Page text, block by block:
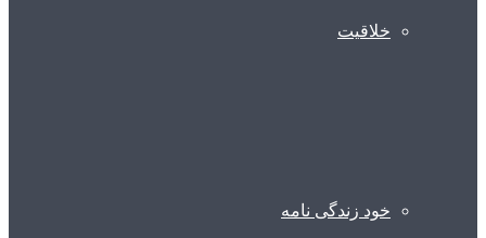
خلاقیت
خود زندگی نامه